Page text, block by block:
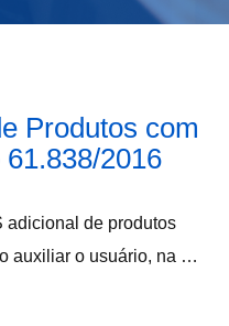
Produtos com
2016
adicional de produtos
auxiliar o usuário, na …